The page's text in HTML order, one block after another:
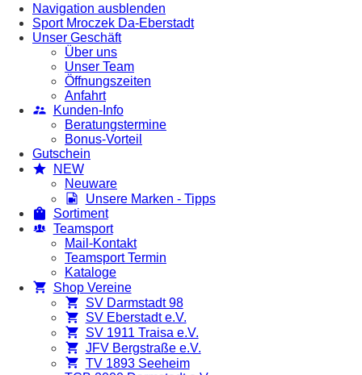
Navigation ausblenden
Sport Mroczek Da-Eberstadt
Unser Geschäft
Über uns
Unser Team
Öffnungszeiten
Anfahrt
Kunden-Info
Beratungstermine
Bonus-Vorteil
Gutschein
NEW
Neuware
Unsere Marken - Tipps
Sortiment
Teamsport
Mail-Kontakt
Teamsport Termin
Kataloge
Shop Vereine
SV Darmstadt 98
SV Eberstadt e.V.
SV 1911 Traisa e.V.
JFV Bergstraße e.V.
TV 1893 Seeheim